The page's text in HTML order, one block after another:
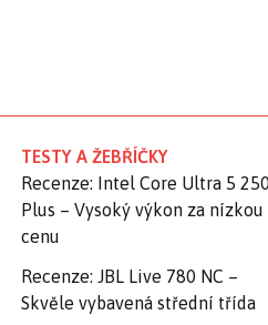
TESTY A ŽEBŘÍČKY
Recenze: Intel Core Ultra 5
Plus – Vysoký výkon za nízkou
cenu
Recenze: JBL Live 780 NC –
Skvěle vybavená střední třída